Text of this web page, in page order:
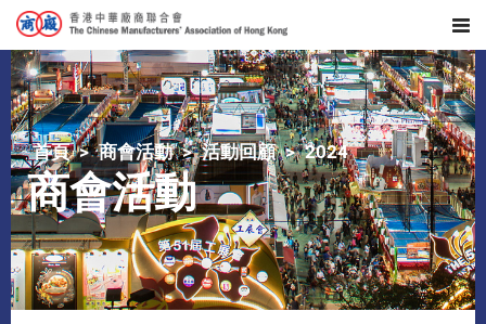
首頁 商會活動 活動回顧 2024
商會活動